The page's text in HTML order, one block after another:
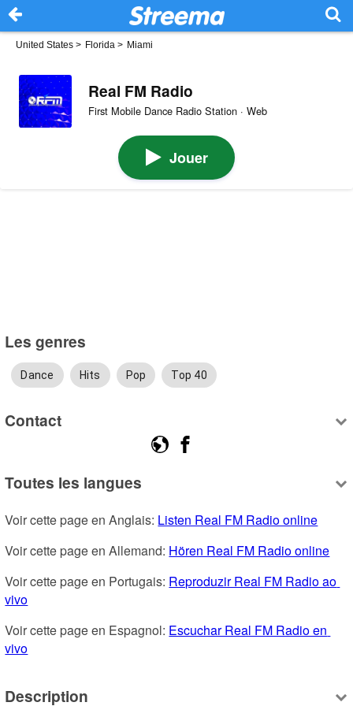
United States > Florida > Miami
Real FM Radio
First Mobile Dance Radio Station · Web
Jouer
Les genres
Dance Hits Pop Top 40
Contact
Toutes les langues
Voir cette page en Anglais: Listen Real FM Radio online
Voir cette page en Allemand: Hören Real FM Radio online
Voir cette page en Portugais: Reproduzir Real FM Radio ao
vivo
Voir cette page en Espagnol: Escuchar Real FM Radio en
vivo
Description